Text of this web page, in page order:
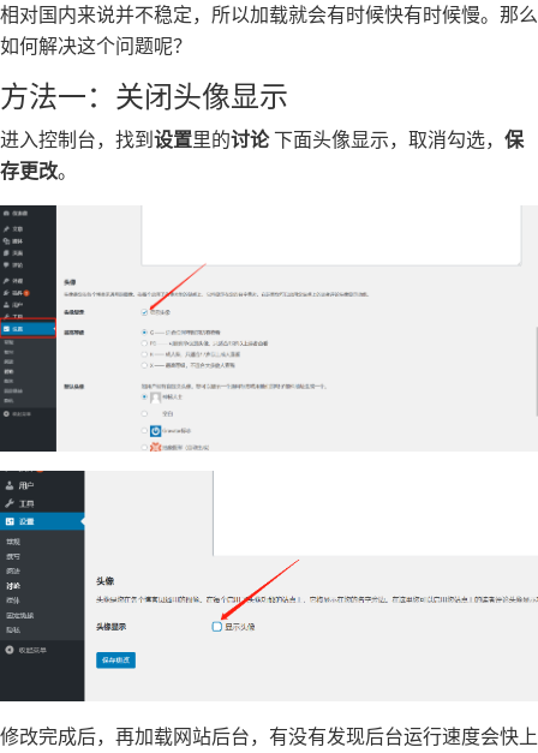
相对国内来说并不稳定，所以加载就会有时候快有时候慢。那么
如何解决这个问题呢？
方法一：关闭头像显示
进入控制台，找到设置里的讨论下面头像显示，取消勾选， 保
存更改。
修改完成后，再加载网站后台，有没有发现后台运行速度会快上